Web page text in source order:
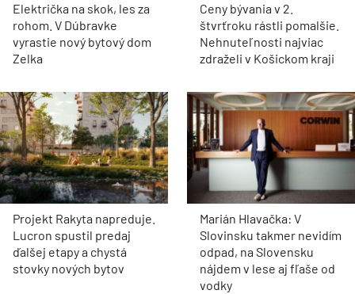
Električka na skok, les za
rohom. V Dúbravke
vyrastie nový bytový dom
Zelka
Ceny bývania v 2.
štvrťroku rástli pomalšie.
Nehnuteľnosti najviac
zdraželi v Košickom kraji
Projekt Rakyta napreduje.
Lucron spustil predaj
ďalšej etapy a chystá
stovky nových bytov
Marián Hlavačka: V
Slovinsku takmer nevidím
odpad, na Slovensku
nájdem v lese aj fľaše od
vodky